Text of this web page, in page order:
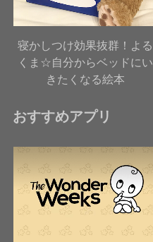
寝かしつけ効果抜群！よる
くま☆自分からベッドにい
きたくなる絵本
おすすめアプリ